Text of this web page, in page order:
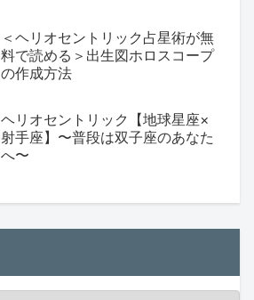
＜ヘリオセントリック占星術が無
料で読める＞出生図ホロスコープ
の作成方法
ヘリオセントリック【地球星座×
射手座】〜普段は双子座のあなた
へ〜